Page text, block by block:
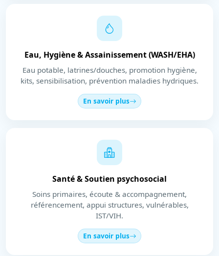
Eau, Hygiène & Assainissement (WASH/EHA)
Eau potable, latrines/douches, promotion hygiène,
kits, sensibilisation, prévention maladies hydriques.
En savoir plus
Santé & Soutien psychosocial
Soins primaires, écoute & accompagnement,
référencement, appui structures, vulnérables,
IST/VIH.
En savoir plus